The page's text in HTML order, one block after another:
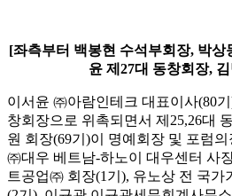
[좌측부터 백봉현 수석부회장, 박상
윤 제27대 동창회장,
이서윤 ㈜아람인테크 대표이사(80
창회장으로 위촉되면서 제25,26대
원 회장(69기)이 명예회장 및 포럼
㈜대우 베트남-하노이 대우센터 사
트공업㈜ 회장(1기), 유노상 전 국가